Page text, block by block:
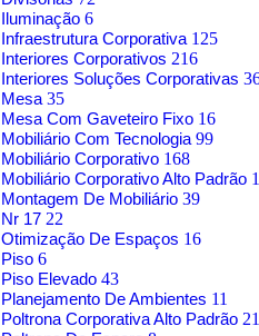
Iluminação 6
Infraestrutura Corporativa 125
Interiores Corporativos 216
Interiores Soluções Corporativas
Mesa 35
Mesa Com Gaveteiro Fixo 16
Mobiliário Com Tecnologia 99
Mobiliário Corporativo 168
Mobiliário Corporativo Alto Padrão
Montagem De Mobiliário 39
Nr 17 22
Otimização De Espaços 16
Piso 6
Piso Elevado 43
Planejamento De Ambientes 11
Poltrona Corporativa Alto Padrão 21